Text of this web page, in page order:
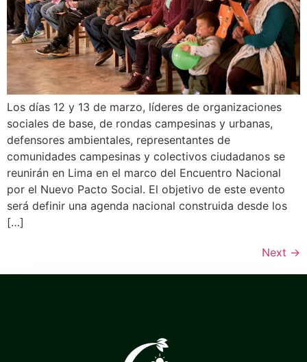
Los días 12 y 13 de marzo, líderes de organizaciones
sociales de base, de rondas campesinas y urbanas,
defensores ambientales, representantes de
comunidades campesinas y colectivos ciudadanos se
reunirán en Lima en el marco del Encuentro Nacional
por el Nuevo Pacto Social. El objetivo de este evento
será definir una agenda nacional construida desde los
[…]
Next →